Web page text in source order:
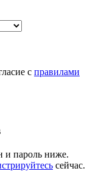
с правилами
и пароль ниже.
сейчас.